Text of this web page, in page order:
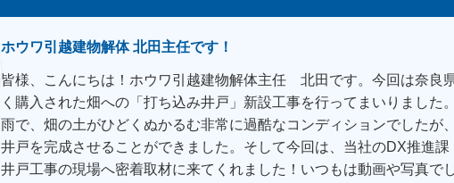
ホウワ引越建物解体 北田主任です！
皆様、こんにちは！ホウワ引越建物解体主任 北田です。今回は奈良
く購入された畑への「打ち込み井戸」新設工事を行ってまいりました
雨で、畑の土がひどくぬかるむ非常に過酷なコンディションでしたが
井戸を完成させることができました。そして今回は、当社のDX推進
井戸工事の現場へ密着取材に来てくれました！いつもは動画や写真で